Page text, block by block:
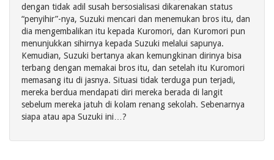
dengan tidak adil susah bersosialisasi dikarenakan status
“penyihir”-nya, Suzuki mencari dan menemukan bros itu, dan
dia mengembalikan itu kepada Kuromori, dan Kuromori pun
menunjukkan sihirnya kepada Suzuki melalui sapunya.
Kemudian, Suzuki bertanya akan kemungkinan dirinya bisa
terbang dengan memakai bros itu, dan setelah itu Kuromori
memasang itu di jasnya. Situasi tidak terduga pun terjadi,
mereka berdua mendapati diri mereka berada di langit
sebelum mereka jatuh di kolam renang sekolah. Sebenarnya
siapa atau apa Suzuki ini…?